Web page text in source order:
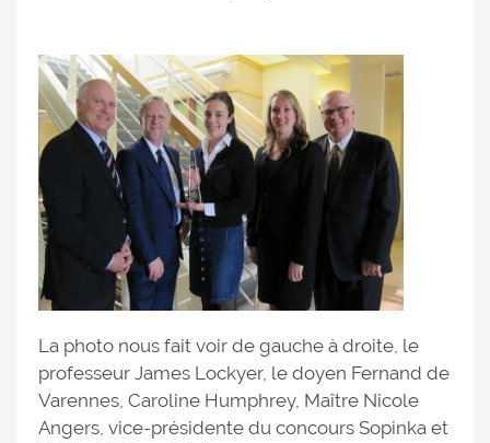
La photo nous fait voir de gauche à droite, le
professeur James Lockyer, le doyen Fernand de
Varennes, Caroline Humphrey, Maître Nicole
Angers, vice-présidente du concours Sopinka et